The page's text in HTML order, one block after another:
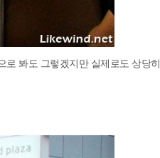
로 봐도 그렇겠지만 실제로도 상당히